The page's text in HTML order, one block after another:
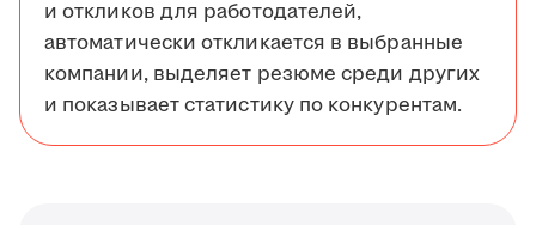
и откликов для работодателей,
автоматически откликается в выбранные
компании, выделяет резюме среди других
и показывает статистику по конкурентам.